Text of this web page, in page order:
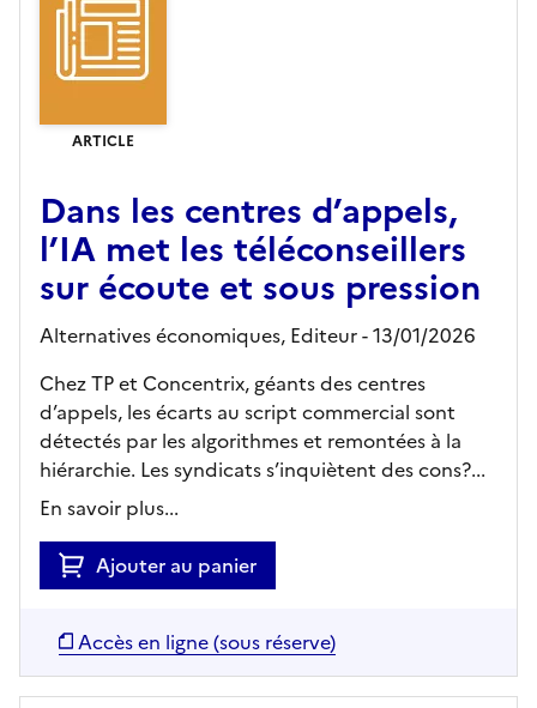
ARTICLE
Dans les centres d’appels,
l’IA met les téléconseillers
sur écoute et sous pression
Alternatives économiques, Editeur- 13/01/2026
Chez TP et Concentrix, géants des centres
d’appels, les écarts au script commercial sont
détectés par les algorithmes et remontées à la
hiérarchie. Les syndicats s’inquiètent des cons?...
En savoir plus...
Ajouter au panier
Accès en ligne (sous réserve)